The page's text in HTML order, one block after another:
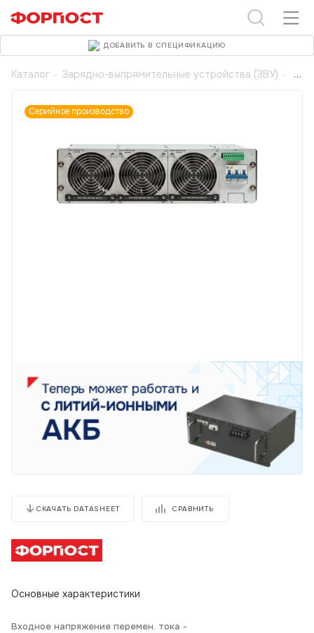
Каталог - Зарядно-выпрямительные устройства (ЗВУ) -
Серийное производство
СКАЧАТЬ DATASHEET СРАВНИТЬ
Основные характеристики
Входное напряжение перемен. тока -
ДОБАВИТЬ В СПЕЦИФИКАЦИЮ